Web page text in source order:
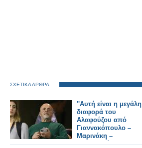
ΣΧΕΤΙΚΑ ΑΡΘΡΑ
''Αυτή είναι η μεγάλη
διαφορά του
Αλαφούζου από
Γιαννακόπουλο –
Μαρινάκη –
Μελισσανίδη''